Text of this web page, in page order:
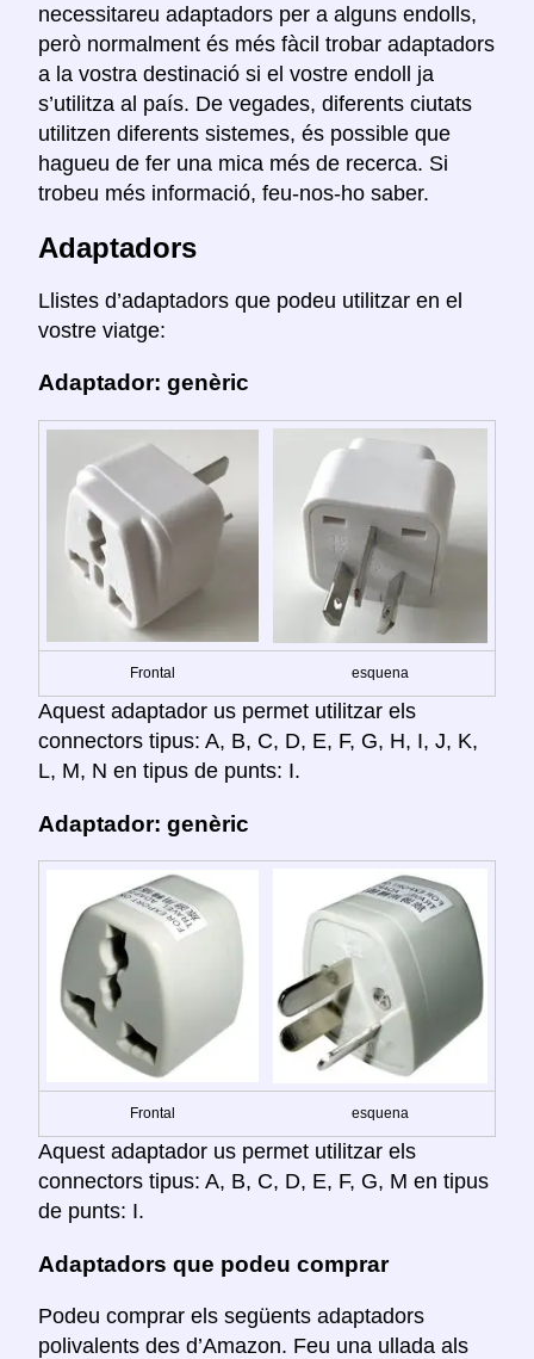
necessitareu adaptadors per a alguns endolls,
però normalment és més fàcil trobar adaptadors
a la vostra destinació si el vostre endoll ja
s’utilitza al país. De vegades, diferents ciutats
utilitzen diferents sistemes, és possible que
hagueu de fer una mica més de recerca. Si
trobeu més informació, feu-nos-ho saber.
Adaptadors
Llistes d’adaptadors que podeu utilitzar en el
vostre viatge:
Adaptador: genèric
Frontal esquena
Aquest adaptador us permet utilitzar els
connectors tipus: A, B, C, D, E, F, G, H, I, J, K,
L, M, N en tipus de punts: I.
Adaptador: genèric
Frontal esquena
Aquest adaptador us permet utilitzar els
connectors tipus: A, B, C, D, E, F, G, M en tipus
de punts: I.
Adaptadors que podeu comprar
Podeu comprar els següents adaptadors
polivalents des d’Amazon. Feu una ullada als